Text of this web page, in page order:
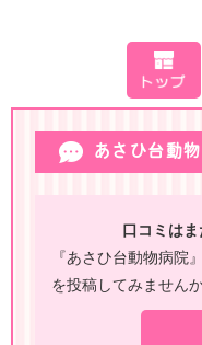
あさひ台動
口コミはま
『あさひ台動物病院
を投稿してみません